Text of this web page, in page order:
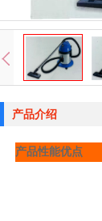
产品介绍
产品性能优点